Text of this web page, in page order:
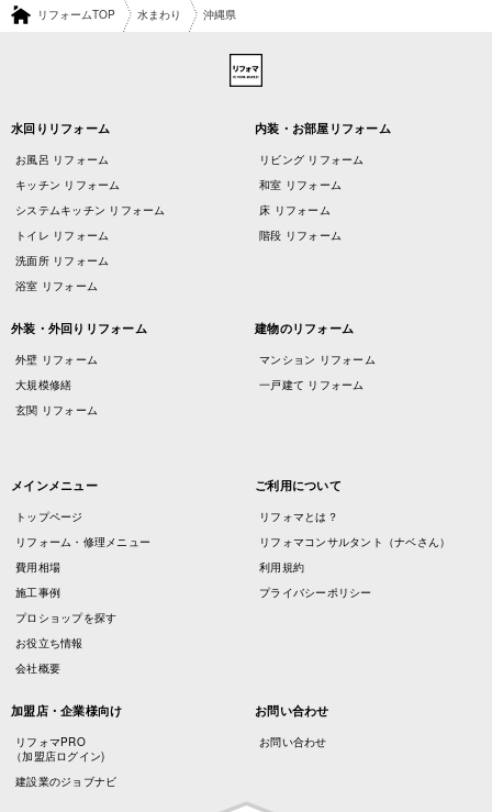
リフォームTOP 水まわり 沖縄県
水回りリフォーム
お風呂 リフォーム
キッチン リフォーム
システムキッチン リフォーム
トイレ リフォーム
洗面所 リフォーム
浴室 リフォーム
内装・お部屋リフォーム
リビング リフォーム
和室 リフォーム
床 リフォーム
階段 リフォーム
外装・外回りリフォーム
外壁 リフォーム
大規模修繕
玄関 リフォーム
建物のリフォーム
マンション リフォーム
一戸建て リフォーム
メインメニュー
トップページ
リフォーム・修理メニュー
費用相場
施工事例
プロショップを探す
お役立ち情報
会社概要
ご利用について
リフォマとは？
リフォマコンサルタント（ナベさん）
利用規約
プライバシーポリシー
加盟店・企業様向け
リフォマPRO
（加盟店ログイン)
建設業のジョブナビ
お問い合わせ
お問い合わせ